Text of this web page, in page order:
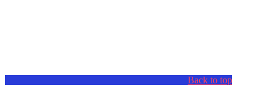
Back to top